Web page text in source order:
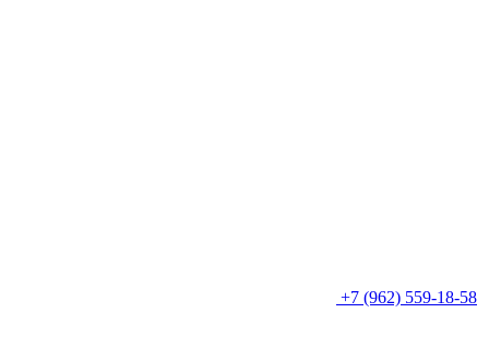
+7 (962) 559-18-58